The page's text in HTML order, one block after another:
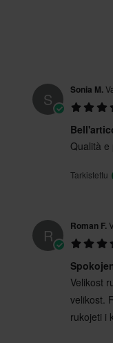
S Sonia M.
Qualità e
Tarkistettu
R Roman F.
Velikost
velikost.
rukojeti i